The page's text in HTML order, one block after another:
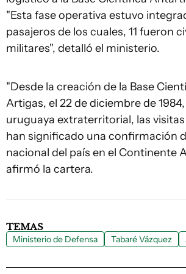
"Esta fase operativa estuvo
pasajeros de los cuales, 11 fueron
militares", detalló el ministerio.
"Desde la creación de la Base
Artigas, el 22 de diciembre de
uruguaya extraterritorial, las
han significado una confirmación
nacional del país en el Continente
afirmó la cartera.
TEMAS
Ministerio de Defensa Tabaré Vázquez